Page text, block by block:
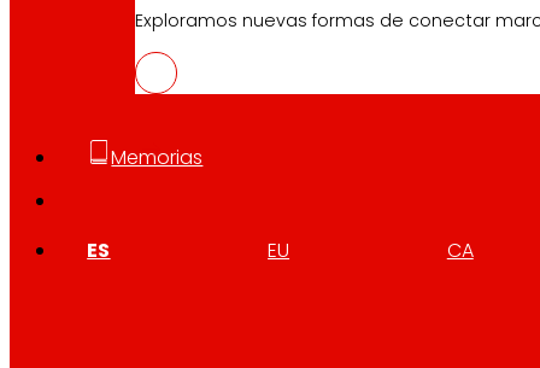
Exploramos nuevas formas de conectar
Memorias
ES EU CA